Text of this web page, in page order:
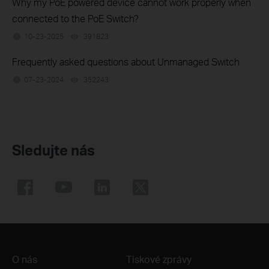
connected to the PoE Switch?
10-23-2025 391823
Frequently asked questions about Unmanaged Switch
07-23-2024 352243
Sledujte nás
O nás Tiskové zprávy